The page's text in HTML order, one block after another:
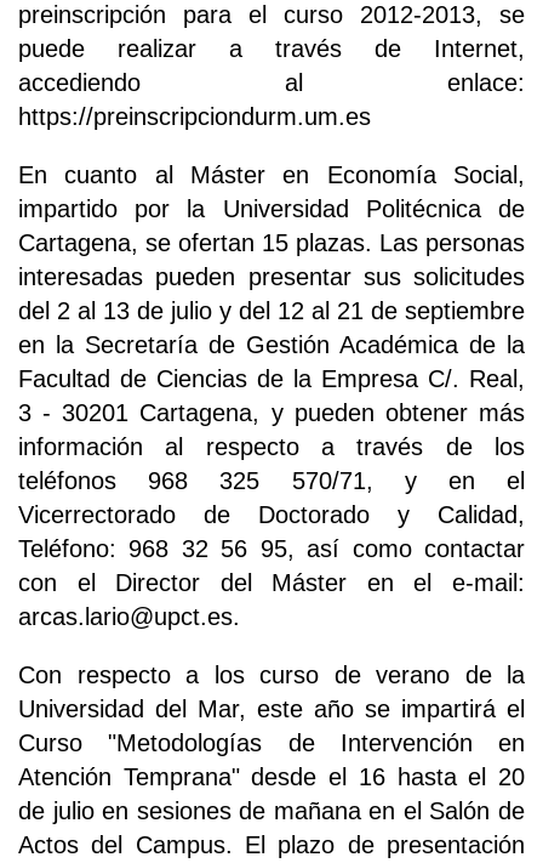
preinscripción para el curso 2012-2013, se
puede realizar a través de Internet,
accediendo al enlace:
https://preinscripciondurm.um.es
En cuanto al Máster en Economía Social,
impartido por la Universidad Politécnica de
Cartagena, se ofertan 15 plazas. Las personas
interesadas pueden presentar sus solicitudes
del 2 al 13 de julio y del 12 al 21 de septiembre
en la Secretaría de Gestión Académica de la
Facultad de Ciencias de la Empresa C/. Real,
3 - 30201 Cartagena, y pueden obtener más
información al respecto a través de los
teléfonos 968 325 570/71, y en el
Vicerrectorado de Doctorado y Calidad,
Teléfono: 968 32 56 95, así como contactar
con el Director del Máster en el e-mail:
arcas.lario@upct.es.
Con respecto a los curso de verano de la
Universidad del Mar, este año se impartirá el
Curso "Metodologías de Intervención en
Atención Temprana" desde el 16 hasta el 20
de julio en sesiones de mañana en el Salón de
Actos del Campus. El plazo de presentación